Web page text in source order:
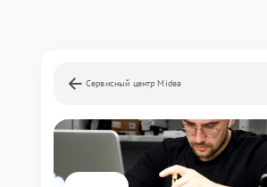
Сервисный центр Midea